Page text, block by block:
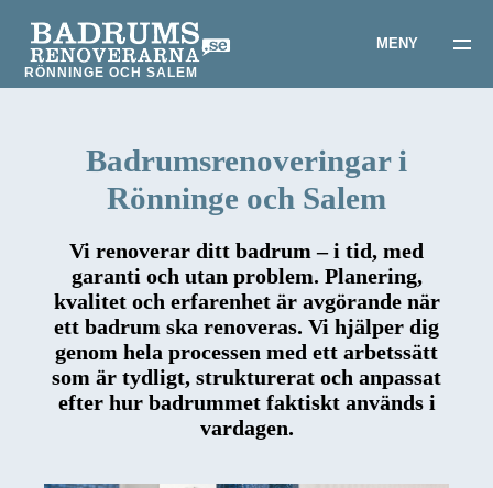
RÖNNINGE OCH SALEM
Badrumsrenoveringar i
Rönninge och Salem
Vi renoverar ditt badrum – i tid, med
garanti och utan problem. Planering,
kvalitet och erfarenhet är avgörande när
ett badrum ska renoveras. Vi hjälper dig
genom hela processen med ett arbetssätt
som är tydligt, strukturerat och anpassat
efter hur badrummet faktiskt används i
vardagen.